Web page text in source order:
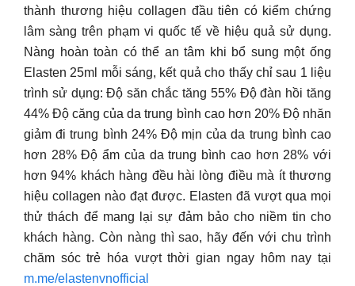
thành thương hiệu collagen đầu tiên có kiểm chứng
lâm sàng trên phạm vi quốc tế về hiệu quả sử dụng.
Nàng hoàn toàn có thể an tâm khi bổ sung một ống
Elasten 25ml mỗi sáng, kết quả cho thấy chỉ sau 1 liệu
trình sử dụng: Độ săn chắc tăng 55% Độ đàn hồi tăng
44% Độ căng của da trung bình cao hơn 20% Độ nhăn
giảm đi trung bình 24% Độ mịn của da trung bình cao
hơn 28% Độ ẩm của da trung bình cao hơn 28% với
hơn 94% khách hàng đều hài lòng điều mà ít thương
hiệu collagen nào đạt được. Elasten đã vượt qua mọi
thử thách để mang lại sự đảm bảo cho niềm tin cho
khách hàng. Còn nàng thì sao, hãy đến với chu trình
chăm sóc trẻ hóa vượt thời gian ngay hôm nay tại
m.me/elastenvnofficial